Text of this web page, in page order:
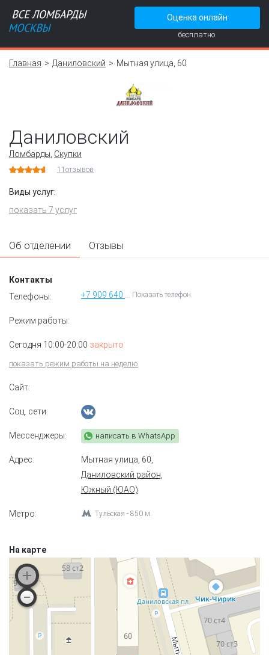
Оценка онлайн
бесплатно.
Главная Даниловский Мытная улица, 60
Даниловский
Ломбарды Скупки
11 отзывов
Виды услуг:
показать 7 услуг
Об отделении Отзывы
Контакты
Телефоны:
Показать телефон
Режим работы:
Сегодня 10:00-20:00 закрыто
показать режим работы на неделю
Сайт:
Соц. сети:
Мессенджеры: написать в WhatsApp
Адрес: Мытная улица, 60
Даниловский район,
Южный (ЮАО)
Метро: Тульская - 850 м.
На карте